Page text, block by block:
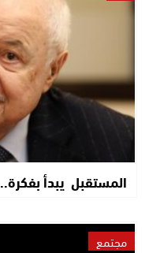
المستقبل يبدأ بفكرة..
مجتمع